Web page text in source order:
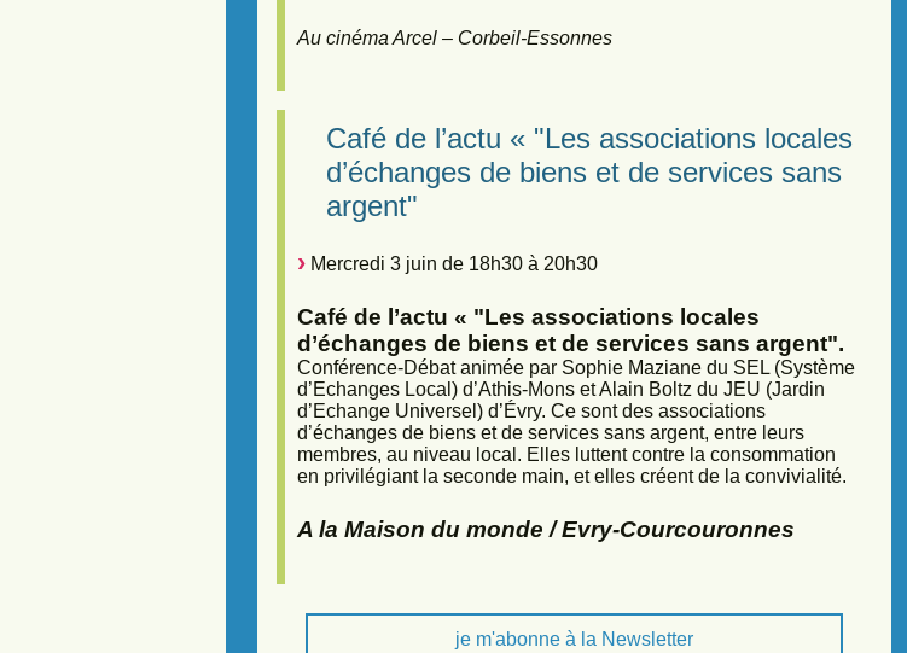
Au cinéma Arcel – Corbeil-Essonnes
Café de l’actu « "Les associations locales
d’échanges de biens et de services sans
argent"
Mercredi 3 juin de 18h30 à 20h30
Café de l’actu « "Les associations locales
d’échanges de biens et de services sans argent".
Conférence-Débat animée par Sophie Maziane du SEL (Système
d’Echanges Local) d’Athis-Mons et Alain Boltz du JEU (Jardin
d’Echange Universel) d’Évry. Ce sont des associations
d’échanges de biens et de services sans argent, entre leurs
membres, au niveau local. Elles luttent contre la consommation
en privilégiant la seconde main, et elles créent de la convivialité.
A la Maison du monde / Evry-Courcouronnes
je m'abonne à la Newsletter